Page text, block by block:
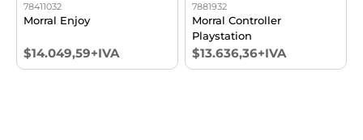
78411032
Morral Enjoy
$14.049,59+IVA
7881932
Morral Controller
Playstation
$13.636,36+IVA